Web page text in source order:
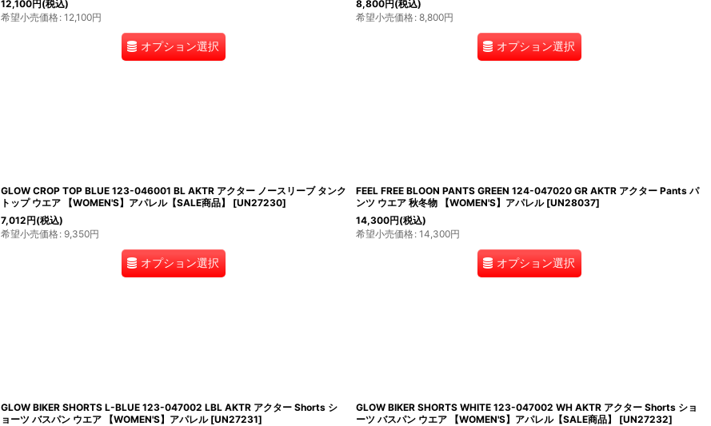
12,100円(税込)
希望小売価格: 12,100円
オプション選択
8,800円(税込)
希望小売価格: 8,800円
オプション選択
GLOW CROP TOP BLUE 123-046001 BL AKTR アクター ノースリーブ タンク
トップ ウエア 【WOMEN'S】アパレル【SALE商品】
[UN27230]
7,012円(税込)
希望小売価格: 9,350円
オプション選択
FEEL FREE BLOON PANTS GREEN 124-047020 GR AKTR アクター Pants パ
ンツ ウエア 秋冬物 【WOMEN'S】アパレル [UN28037]
14,300円(税込)
希望小売価格: 14,300円
オプション選択
GLOW BIKER SHORTS L-BLUE 123-047002 LBL AKTR アクター Shorts シ
ョーツ バスパン ウエア 【WOMEN'S】アパレル [UN27231]
GLOW BIKER SHORTS WHITE 123-047002 WH AKTR アクター Shorts ショ
ーツ バスパン ウエア 【WOMEN'S】アパレル【SALE商品】
[UN27232]